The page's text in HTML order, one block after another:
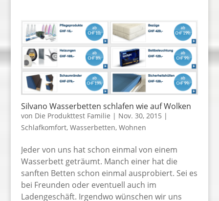
Silvano Wasserbetten schlafen wie auf Wolken
von Die Produkttest Familie | Nov. 30, 2015 |
Schlafkomfort, Wasserbetten, Wohnen
Jeder von uns hat schon einmal von einem
Wasserbett geträumt. Manch einer hat die
sanften Betten schon einmal ausprobiert. Sei es
bei Freunden oder eventuell auch im
Ladengeschäft. Irgendwo wünschen wir uns